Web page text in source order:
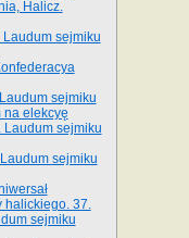
Halicz.
sejmiku
sejmiku
na elekcyę
Laudum sejmiku
sejmiku
halickiego. 37.
sejmiku